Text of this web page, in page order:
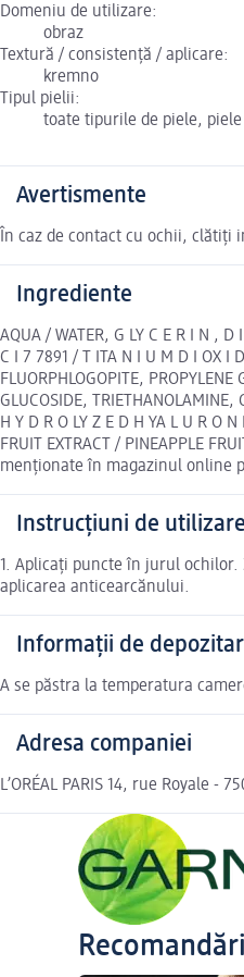
Domeniu de utilizare:
obraz
Textură / consistență / aplicare:
kremno
Tipul pielii:
toate tipurile de piele,
Avertismente
În caz de contact cu ochii, clătiți
Ingrediente
AQUA / WATER, G LY C E R I N , D
C I 7 7891 / T ITA N I U M D I OX I
FLUORPHLOGOPITE,
GLUCOSIDE,
H Y D R O LY Z E D H YA L U R O
FRUIT EXTRACT / PINEAPPLE
menționate în magazinul online
Instrucțiuni de utilizare
1. Aplicați puncte în jurul
aplicarea anticearcănului.
Informații de
A se păstra la temperatura
Adresa companiei
L’ORÉAL PARIS 14, rue Royale -
Recomandări